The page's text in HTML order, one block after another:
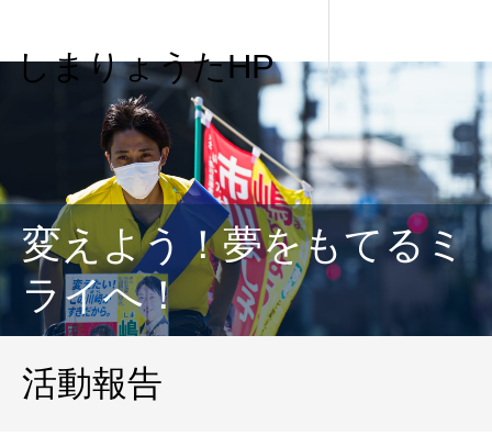
しまりょうたHP
変えよう！夢をもてるミ
ライへ！
活動報告